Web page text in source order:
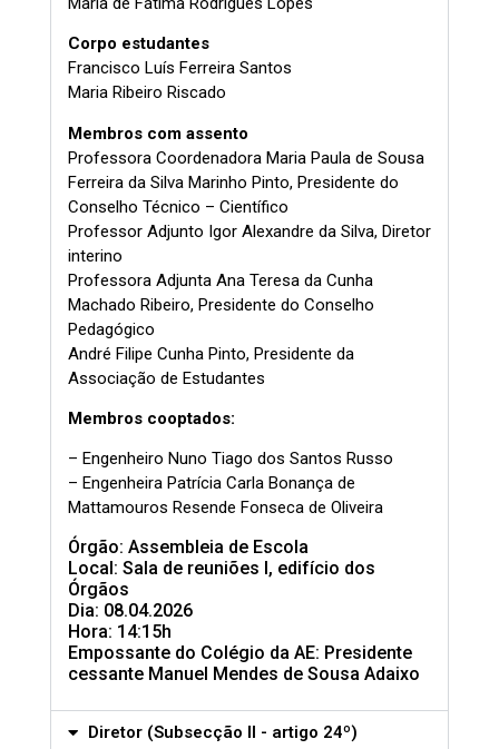
Corpo estudantes
Francisco Luís Ferreira Santos
Maria Ribeiro Riscado
Membros com assento
Professora Coordenadora Maria Paula de Sousa
Ferreira da Silva Marinho Pinto, Presidente do
Conselho Técnico – Científico
Professor Adjunto Igor Alexandre da Silva, Diretor
interino
Professora Adjunta Ana Teresa da Cunha
Machado Ribeiro, Presidente do Conselho
Pedagógico
André Filipe Cunha Pinto, Presidente da
Associação de Estudantes
Membros cooptados:
– Engenheiro Nuno Tiago dos Santos Russo
– Engenheira Patrícia Carla Bonança de
Mattamouros Resende Fonseca de Oliveira
Órgão: Assembleia de Escola
Local: Sala de reuniões I, edifício dos
Órgãos
Dia: 08.04.2026
Hora: 14:15h
Empossante do Colégio da AE: Presidente
cessante Manuel Mendes de Sousa Adaixo
Diretor (Subsecção II - artigo 24º)